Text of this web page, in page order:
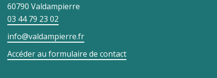
60790 Valdampierre
03 44 79 23 02
info@valdampierre.fr
Accéder au formulaire de contact